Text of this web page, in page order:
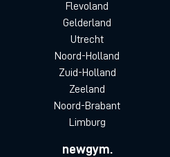
Flevoland
Gelderland
Utrecht
Noord-Holland
Zuid-Holland
Zeeland
Noord-Brabant
Limburg
newgym.